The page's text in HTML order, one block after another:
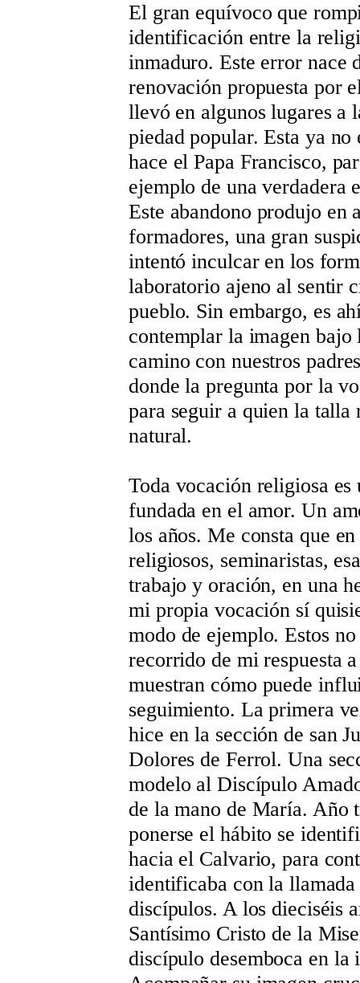
El gran equívoco que
identificación entre la
inmaduro. Este error nace
renovación propuesta por
llevó en algunos lugares a
piedad popular. Esta ya
hace el Papa Francisco,
ejemplo de una verdadera
Este abandono produjo en
formadores, una gran
intentó inculcar en los
laboratorio ajeno al sentir
pueblo. Sin embargo, es
contemplar la imagen bajo
camino con nuestros
donde la pregunta por la
para seguir a quien la talla
natural.
Toda vocación religiosa
fundada en el amor. Un
los años. Me consta que
religiosos, seminaristas,
trabajo y oración, en una
mi propia vocación sí
modo de ejemplo. Estos
recorrido de mi respuesta
muestran cómo puede
seguimiento. La primera
hice en la sección de san
Dolores de Ferrol. Una
modelo al Discípulo
de la mano de María. Año
ponerse el hábito se
hacia el Calvario, para
identificaba con la llamada
discípulos. A los dieciséis
Santísimo Cristo de la
discípulo desemboca en